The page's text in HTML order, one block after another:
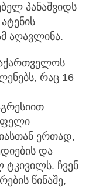
პანაშვიდს
აღავლინა.
რაც 16
ერთად,
და
ტკივილს. ჩვენ
წინაშე,